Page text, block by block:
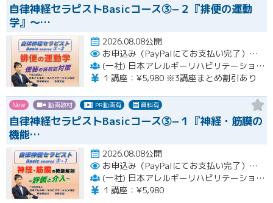
自律神経セラピストBasicコース③−２『排便の運動
学』〜…
2026.08.08公開
お申込み（PayPalにてお支払い完了）後にメール or LINEオープンチャットより、アーカイブ視聴の際に必要なリンクをお送りいたします。
(一社) 日本アレルギーリハビリテーション協会
１講座：¥5,980 ※3講座まとめ割引あり
New 動画教材 PR動画有 資料有
自律神経セラピストBasicコース③−１『神経・筋膜の
機能…
2026.08.08公開
お申込み（PayPalにてお支払い完了）後にメール or LINEオープンチャットより、アーカイブ視聴の際に必要なリンクをお送りいたします。
(一社) 日本アレルギーリハビリテーション協会
１講座：¥5,980